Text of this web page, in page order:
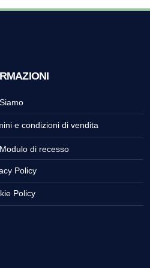
e condizioni di vendita
Modulo di recesso
Policy
Policy